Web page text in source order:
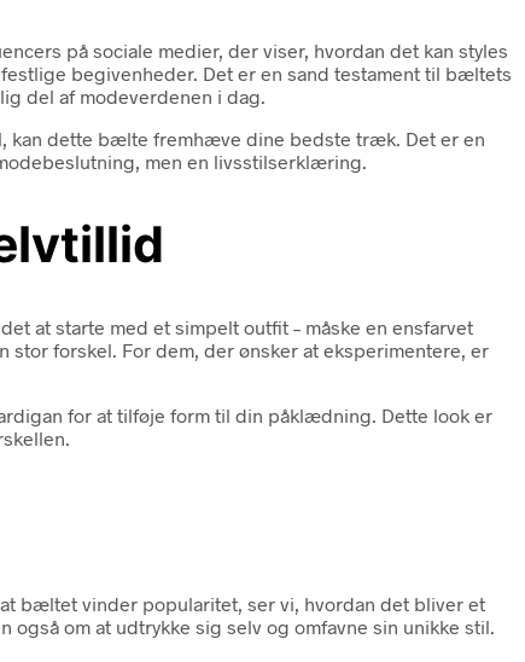
på sociale medier, der viser, hvordan det kan styles
begivenheder. Det er en sand testament til bæltets
del af modeverdenen i dag.
kan dette bælte fremhæve dine bedste træk. Det er en
men en livsstilserklæring.
at starte med et simpelt outfit – måske en ensfarvet
forskel. For dem, der ønsker at eksperimentere, er
for at tilføje form til din påklædning. Dette look er
bæltet vinder popularitet, ser vi, hvordan det bliver et
om at udtrykke sig selv og omfavne sin unikke stil.